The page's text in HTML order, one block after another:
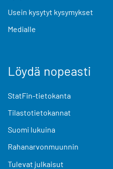
Usein kysytyt kysymykset
Medialle
Löydä nopeasti
StatFin-tietokanta
Tilastotietokannat
Suomi lukuina
Rahanarvonmuunnin
Tulevat julkaisut